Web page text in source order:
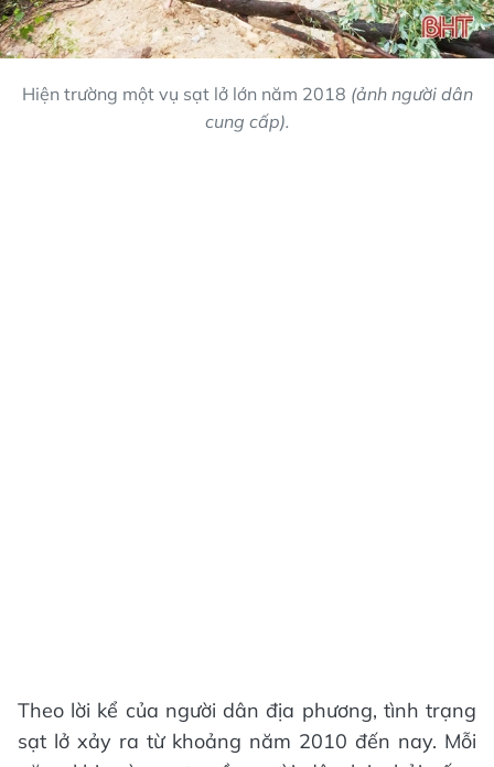
Hiện trường một vụ sạt lở lớn năm 2018 (ảnh người dân
cung cấp).
Theo lời kể của người dân địa phương, tình trạng
sạt lở xảy ra từ khoảng năm 2010 đến nay. Mỗi